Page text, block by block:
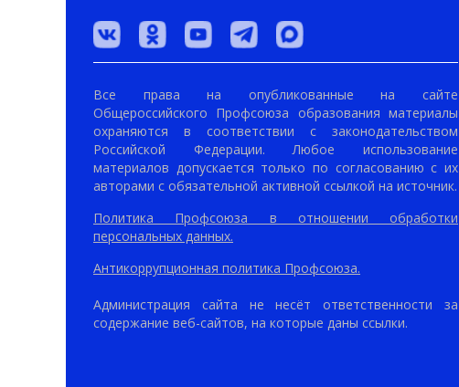
Все права на опубликованные на сайте
Общероссийского Профсоюза образования материалы
охраняются в соответствии с законодательством
Российской Федерации. Любое использование
материалов допускается только по согласованию с их
авторами с обязательной активной ссылкой на источник.
Политика Профсоюза в отношении обработки
персональных данных.
Антикоррупционная политика Профсоюза.
Администрация сайта не несёт ответственности за
содержание веб-сайтов, на которые даны ссылки.